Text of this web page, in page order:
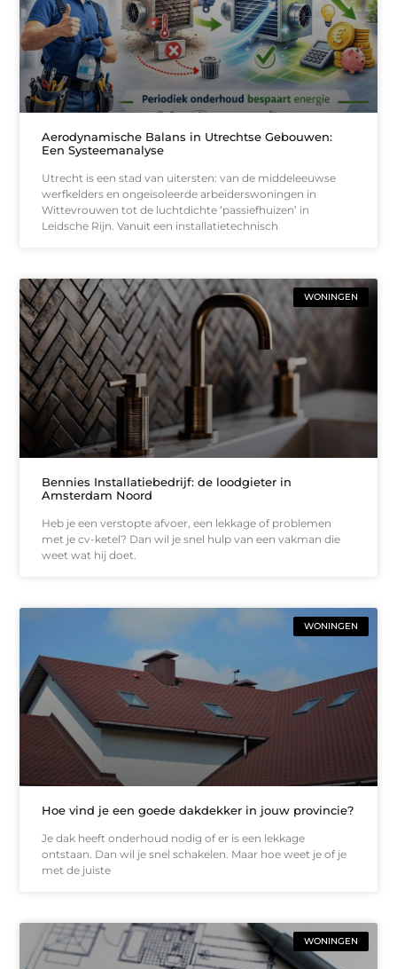
Aerodynamische Balans in Utrechtse Gebouwen:
Een Systeemanalyse
Utrecht is een stad van uitersten: van de middeleeuwse
werfkelders en ongeïsoleerde arbeiderswoningen in
Wittevrouwen tot de luchtdichte ‘passiefhuizen’ in
Leidsche Rijn. Vanuit een installatietechnisch
WONINGEN
Bennies Installatiebedrijf: de loodgieter in
Amsterdam Noord
Heb je een verstopte afvoer, een lekkage of problemen
met je cv-ketel? Dan wil je snel hulp van een vakman die
weet wat hij doet.
WONINGEN
Hoe vind je een goede dakdekker in jouw provincie?
Je dak heeft onderhoud nodig of er is een lekkage
ontstaan. Dan wil je snel schakelen. Maar hoe weet je of je
met de juiste
WONINGEN